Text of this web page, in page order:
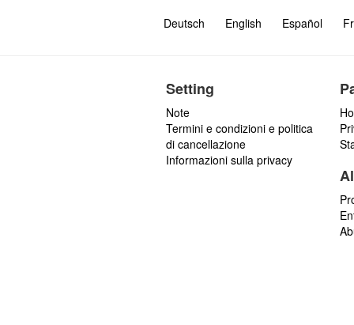
Deutsch English Español
Setting
Note
Termini e condizioni e politica
di cancellazione
Informazioni sulla privacy